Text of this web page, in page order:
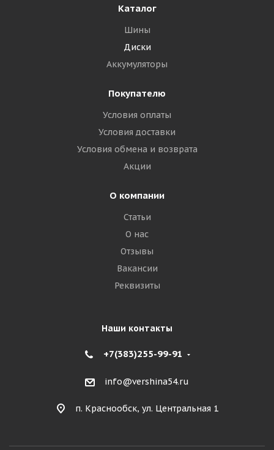
Каталог
Шины
Диски
Аккумуляторы
Покупателю
Условия оплаты
Условия доставки
Условия обмена и возврата
Акции
О компании
Статьи
О нас
Отзывы
Вакансии
Реквизиты
Наши контакты
+7(383)255-99-91
info@vershina54.ru
п. Краснообск, ул. Центральная 1